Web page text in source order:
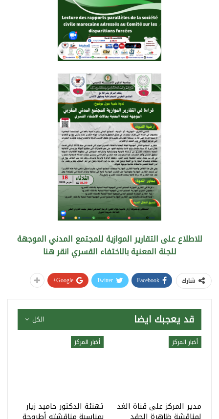
للاطلاع على التقارير الموازية للمجتمع المدني الموجهة
للجنة المعنية بالاختفاء القسري انقر هنا
شارك Facebook
Twitter
Google+
الكل قد يعجبك ايضا
أخبار المركز
مدير المركز على قناة الغد
أخبار المركز
تهنئة الدكتور حاميد زيار